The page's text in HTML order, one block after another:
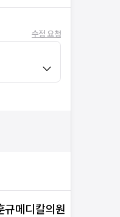
수정 요청
규메디칼의원